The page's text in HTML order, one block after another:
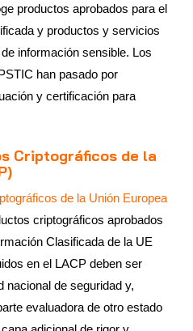
productos aprobados para el
y productos y servicios
información sensible. Los
han pasado por
y certificación para
Criptográficos de la
de la Unión Europea
criptográficos aprobados
Clasificada de la UE
en el LACP deben ser
nacional de seguridad y,
evaluadora de otro estado